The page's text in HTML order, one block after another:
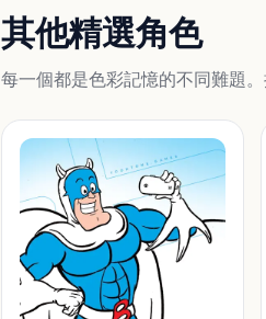
其他精選角色
每一個都是色彩記憶的不同難題